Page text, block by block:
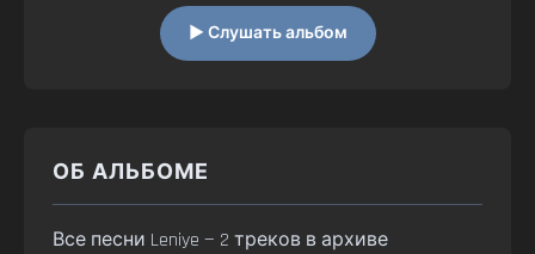
▶ Слушать альбом
ОБ АЛЬБОМЕ
Все песни Leniye — 2 треков в архиве